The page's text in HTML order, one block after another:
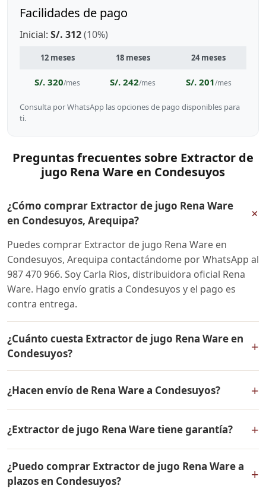
Facilidades de pago
Inicial: S/. 312(10%)
12 meses 18 meses 24 meses
S/. 320/mes S/. 242/mes S/. 201/mes
Consulta por WhatsApp las opciones de pago disponibles para
ti.
Preguntas frecuentes sobre Extractor de
jugo Rena Ware en Condesuyos
¿Cómo comprar Extractor de jugo Rena Ware
en Condesuyos, Arequipa?
+
Puedes comprar Extractor de jugo Rena Ware en
Condesuyos, Arequipa contactándome por WhatsApp al
987 470 966. Soy Carla Rios, distribuidora oficial Rena
Ware. Hago envío gratis a Condesuyos y el pago es
contra entrega.
¿Cuánto cuesta Extractor de jugo Rena Ware en
Condesuyos?
+
en todo el Perú. Contáctame por WhatsApp para
conocer el precio actual, promociones disponibles y
facilidades de pago en cuotas desde el 10% de inicial.
¿Hacen envío de Rena Ware a Condesuyos? +
Ware a Condesuyos, Arequipa y a todo el Perú. El pago
es contra entrega.
¿Extractor de jugo Rena Ware tiene garantía? +
vida contra defectos de fabricación. Todos los
productos Rena Ware están fabricados en acero
¿Puedo comprar Extractor de jugo Rena Ware a
plazos en Condesuyos?
+